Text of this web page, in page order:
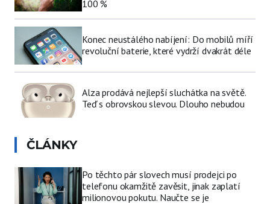
100 %
Konec neustálého nabíjení: Do mobilů míří
revoluční baterie, které vydrží dvakrát déle
Alza prodává nejlepší sluchátka na světě.
Teď s obrovskou slevou. Dlouho nebudou
ČLÁNKY
Po těchto pár slovech musí prodejci po
telefonu okamžitě zavěsit, jinak zaplatí
milionovou pokutu. Naučte se je